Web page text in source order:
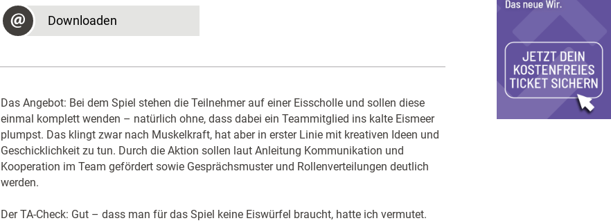
Downloaden
Das Angebot: Bei dem Spiel stehen die Teilnehmer auf einer Eisscholle und sollen diese
einmal komplett wenden – natürlich ohne, dass dabei ein Teammitglied ins kalte Eismeer
plumpst. Das klingt zwar nach Muskelkraft, hat aber in erster Linie mit kreativen Ideen und
Geschicklichkeit zu tun. Durch die Aktion sollen laut Anleitung Kommunikation und
Kooperation im Team gefördert sowie Gesprächsmuster und Rollenverteilungen deutlich
werden.
Der TA-Check: Gut – dass man für das Spiel keine Eiswürfel braucht, hatte ich vermutet.